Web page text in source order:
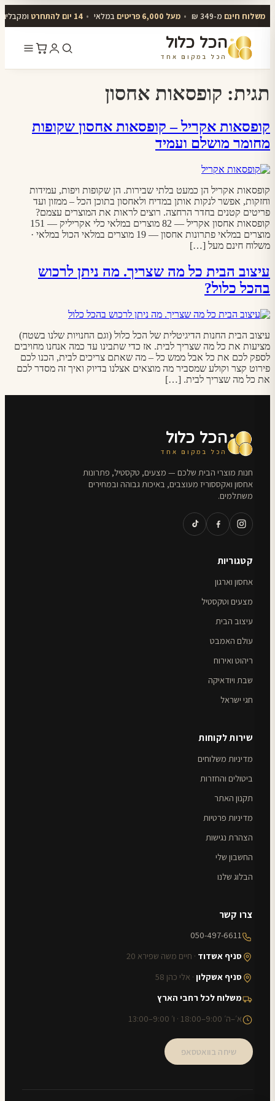
משלוח חינם מ-349 ₪ • מעל 6,000 פריטים במלאי • 14 יום להתחרט
הכל כלול
הכל במקום אחד
תגית: קופסאות אחסון
קופסאות אקריל – קופסאות אחסון שקופות
מחומר מושלם ועמיד
קופסאות אקריל הן כמעט בלתי שבירות. הן שקופות ויפות, עמידות
וחזקות, אפשר לנקות אותן במדיח ולאחסון בתוכן הכל – ממזון ועד
פריטים קטנים בחדר הרחצה. רוצים לראות את המוצרים עצמם?
קופסאות אחסון אקריל — 82 מוצרים במלאי כלי אקריליק — 151
מוצרים במלאי פתרונות אחסון — 19 מוצרים במלאי הכול במלאי ·
משלוח חינם מעל […]
עיצוב הבית כל מה שצריך. מה ניתן לרכוש
בהכל כלול?
עיצוב הבית החנות הדיגיטלית של הכל כלול (וגם החנויות שלנו בשטח)
מציעות את כל מה שצריך לבית. אז כדי שתבינו עד כמה אנחנו מחויבים
לספק לכם את כל אבל ממש כל – מה שאתם צריכים לבית, הכנו לכם
פירוט קצר וקולע שמסביר מה מוצאים אצלנו בדיוק ואיך זה מסדר לכם
את כל מה שצריך לבית. […]
הכל כלול
הכל במקום אחד
חנות מוצרי הבית שלכם — מצעים, טקסטיל, פתרונות
אחסון ואקססוריז מעוצבים, באיכות גבוהה ובמחירים
משתלמים.
קטגוריות
אחסון וארגון
מצעים וטקסטיל
עיצוב הבית
עולם האמבט
ריהוט ואירוח
שבת ויודאיקה
חגי ישראל
שירות לקוחות
מדיניות משלוחים
ביטולים והחזרות
תקנון האתר
מדיניות פרטיות
הצהרת נגישות
החשבון שלי
הבלוג שלנו
צרו קשר
050-497-6611
סניף אשדוד · חיים משה שפירא 20
סניף אשקלון · אלי כהן 58
משלוח לכל רחבי הארץ
א׳–ה׳ 9:00–18:00 · ו׳ 9:00–13:00
שיחה בוואטסאפ